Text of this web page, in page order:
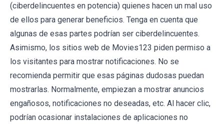
(ciberdelincuentes en potencia) quienes hacen un mal uso
de ellos para generar beneficios. Tenga en cuenta que
algunas de esas partes podrían ser ciberdelincuentes.
Asimismo, los sitios web de Movies123 piden permiso a
los visitantes para mostrar notificaciones. No se
recomienda permitir que esas páginas dudosas puedan
mostrarlas. Normalmente, empiezan a mostrar anuncios
engañosos, notificaciones no deseadas, etc. Al hacer clic,
podrían ocasionar instalaciones de aplicaciones no